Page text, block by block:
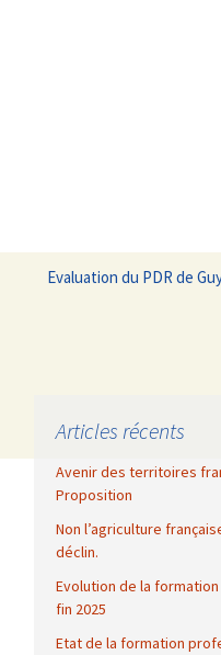
Evaluation du PDR de
Articles récents
Avenir des territoires
Proposition
Non l’agriculture
déclin.
Evolution de la
fin 2025
Etat de la formation